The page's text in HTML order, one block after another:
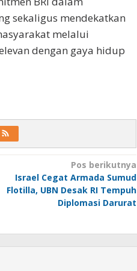
sekaligus mendekatkan
melalui
dengan gaya hidup
Pos berikutnya
Israel Cegat Armada Sumud
Flotilla, UBN Desak RI Tempuh
Diplomasi Darurat